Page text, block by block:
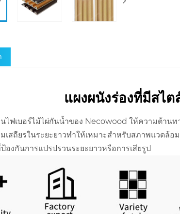
แผงผนังร่องที่มีสไ
ไฟเบอร์ไม้ไผ่กันน้ำของ Necowood ให้ความต้า
เสถียรในระยะยาวทำให้เหมาะสำหรับสภาพแวดล้
งกันการแปรปรวนระยะยาวหรือการเสียรูป